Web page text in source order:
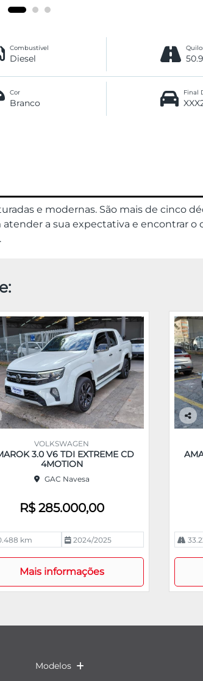
Combustível
Diesel
Cor
Branco
Final
e modernas. São mais de cinco
a sua expectativa e encontrar o
VOLKSWAGEN
3.0 V6 TDI EXTREME CD
4MOTION
GAC Navesa
R$ 285.000,00
km 2024/2025
Mais informações
Co
pa
rtil
Modelos